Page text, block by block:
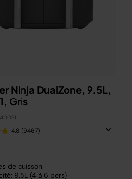
Ninja DualZone, 9.5L,
Gris
4.8 (9467)
de cuisson
9.5L (4 à 6 pers)